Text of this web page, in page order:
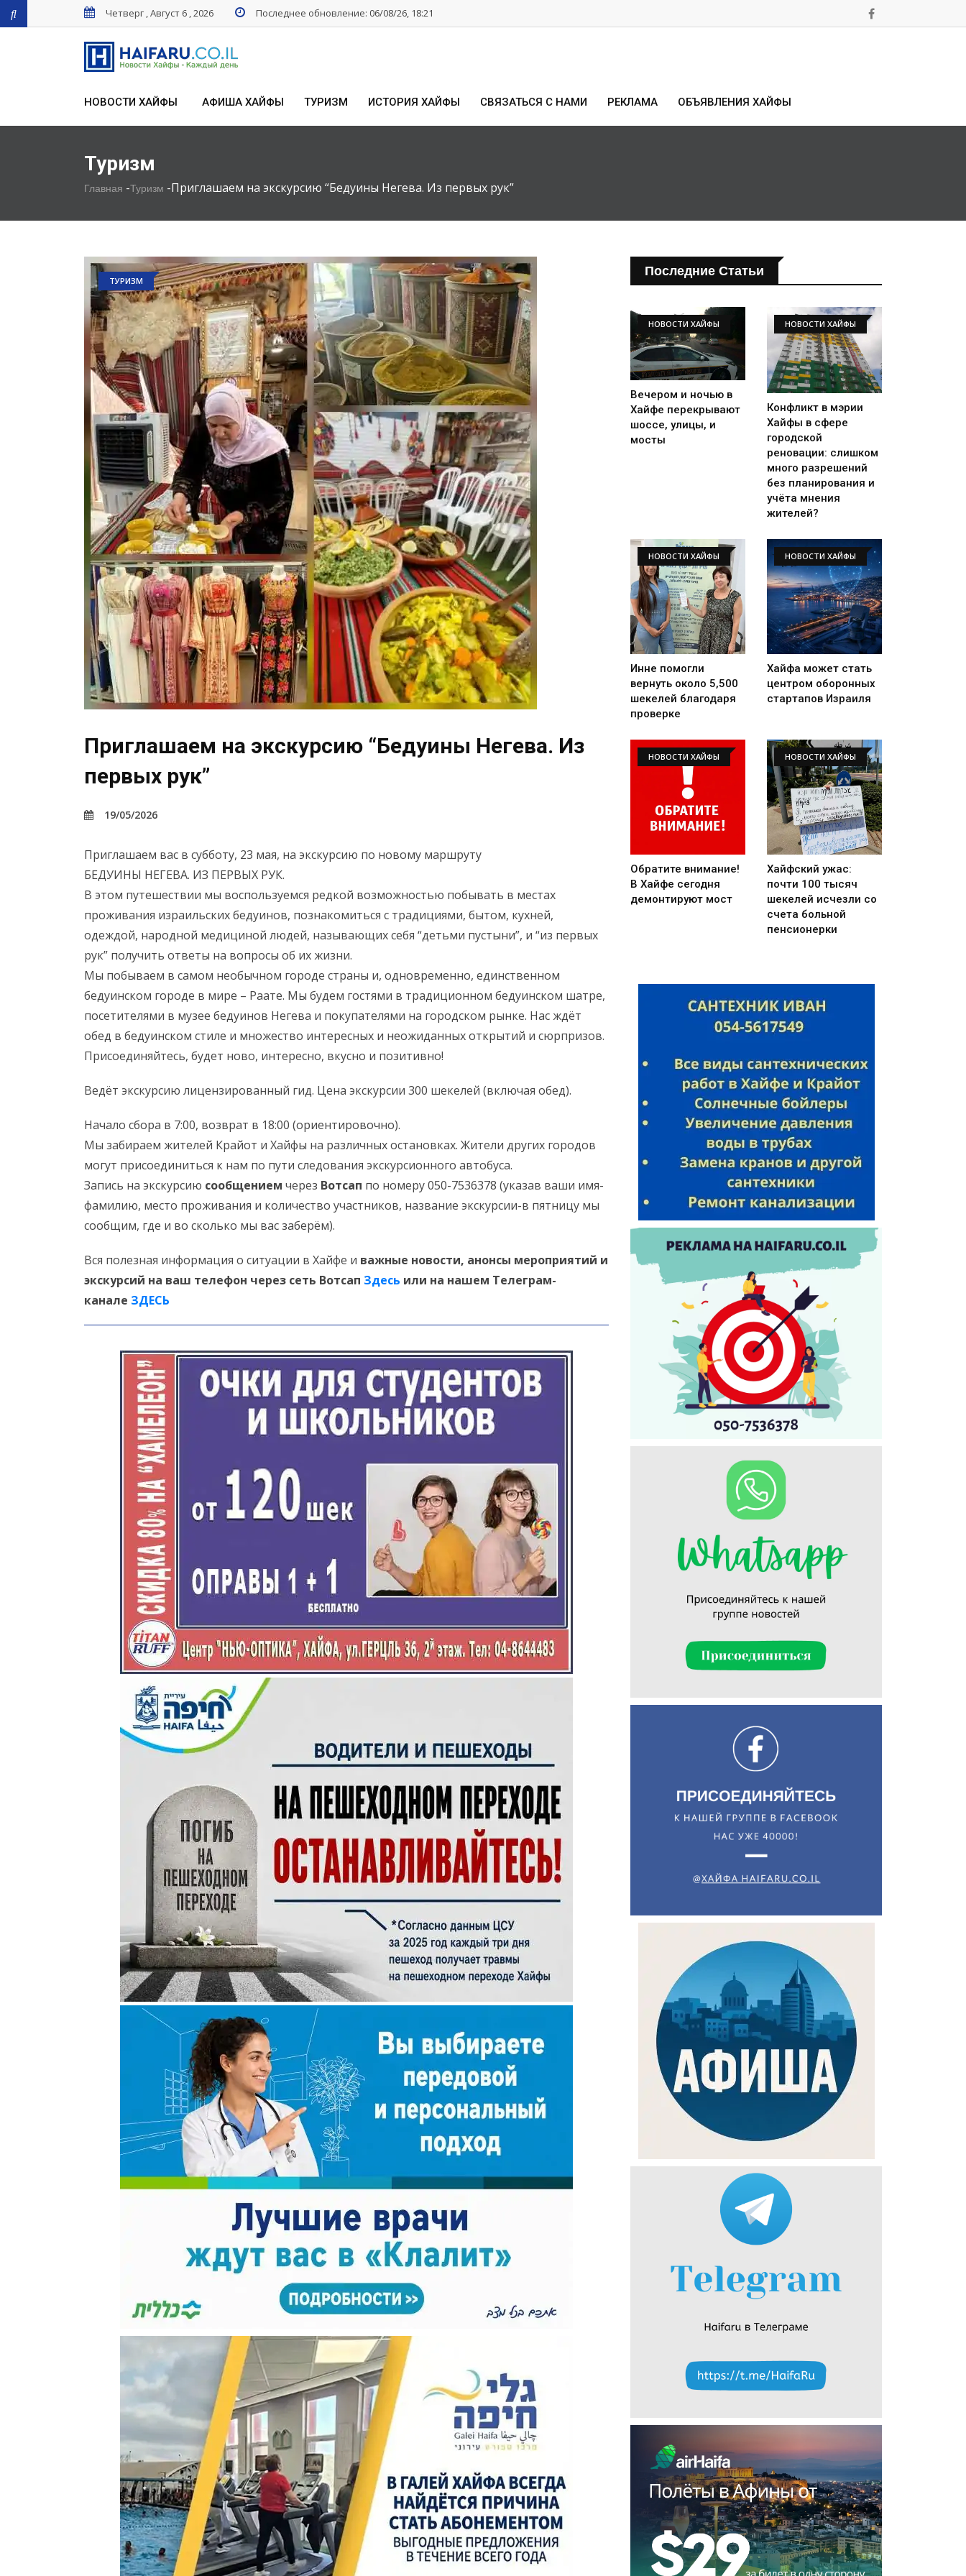
Четверг , Август 6 , 2026 Последнее обновление: 06/08/26, 18:21
НОВОСТИ ХАЙФЫ АФИША ХАЙФЫ ТУРИЗМ ИСТОРИЯ ХАЙФЫ СВЯЗАТЬСЯ С НАМИ РЕКЛАМА ОБЪЯВЛЕНИЯ ХАЙФЫ
Искать
Туризм
Главная -Туризм -Приглашаем на экскурсию “Бедуины Негева. Из первых рук”
ТУРИЗМ
Приглашаем на экскурсию “Бедуины Негева. Из
первых рук”
19/05/2026
Приглашаем вас в субботу, 23 мая, на экскурсию по новому маршруту
БЕДУИНЫ НЕГЕВА. ИЗ ПЕРВЫХ РУК.
В этом путешествии мы воспользуемся редкой возможностью побывать в местах
проживания израильских бедуинов, познакомиться с традициями, бытом, кухней,
одеждой, народной медициной людей, называющих себя “детьми пустыни”, и “из первых
рук” получить ответы на вопросы об их жизни.
Мы побываем в самом необычном городе страны и, одновременно, единственном
бедуинском городе в мире – Раате. Мы будем гостями в традиционном бедуинском шатре,
посетителями в музее бедуинов Негева и покупателями на городском рынке. Нас ждёт
обед в бедуинском стиле и множество интересных и неожиданных открытий и сюрпризов.
Присоединяйтесь, будет ново, интересно, вкусно и позитивно!
Ведёт экскурсию лицензированный гид. Цена экскурсии 300 шекелей (включая обед).
Начало сбора в 7:00, возврат в 18:00 (ориентировочно).
Мы забираем жителей Крайот и Хайфы на различных остановках. Жители других городов
могут присоединиться к нам по пути следования экскурсионного автобуса.
Запись на экскурсию сообщением через Вотсап по номеру 050-7536378 (указав ваши имя-
фамилию, место проживания и количество участников, название экскурсии-в пятницу мы
сообщим, где и во сколько мы вас заберём).
Вся полезная информация о ситуации в Хайфе и важные новости, анонсы мероприятий и
экскурсий на ваш телефон через сеть Вотсап Здесь или на нашем Телеграм-
канале ЗДЕСЬ
Последние Статьи
НОВОСТИ ХАЙФЫ
Вечером и ночью в
Хайфе перекрывают
шоссе, улицы, и
мосты
НОВОСТИ ХАЙФЫ
Конфликт в мэрии
Хайфы в сфере
городской
реновации: слишком
много разрешений
без планирования и
учёта мнения
жителей?
НОВОСТИ ХАЙФЫ
Инне помогли
вернуть около 5,500
шекелей благодаря
проверке
НОВОСТИ ХАЙФЫ
Хайфа может стать
центром оборонных
стартапов Израиля
НОВОСТИ ХАЙФЫ
Обратите внимание!
В Хайфе сегодня
демонтируют мост
НОВОСТИ ХАЙФЫ
Хайфский ужас:
почти 100 тысяч
шекелей исчезли со
счета больной
пенсионерки